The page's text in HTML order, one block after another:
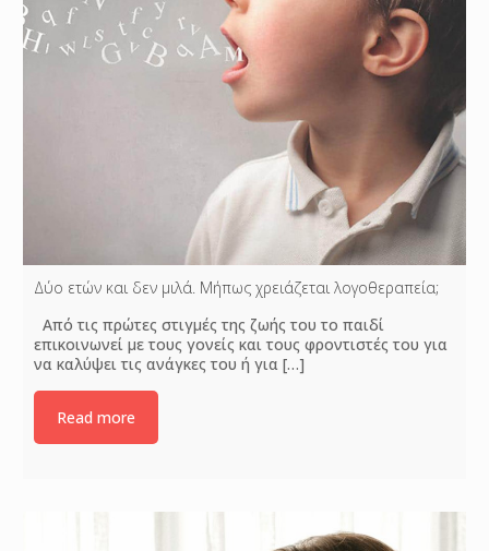
Δύο ετών και δεν μιλά. Μήπως χρειάζεται λογοθεραπεία;
Από τις πρώτες στιγμές της ζωής του το παιδί
επικοινωνεί με τους γονείς και τους φροντιστές του για
να καλύψει τις ανάγκες του ή για[…]
Read more